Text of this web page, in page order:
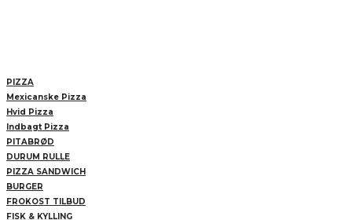
PIZZA
Mexicanske Pizza
Hvid Pizza
Indbagt Pizza
PITABRØD
DURUM RULLE
PIZZA SANDWICH
BURGER
FROKOST TILBUD
FISK & KYLLING